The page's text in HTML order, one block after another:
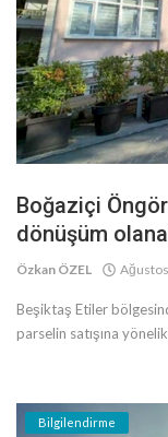
Boğaziçi
dönüşüm
Özkan ÖZEL
Beşiktaş Etiler
parselin satışına
Bilgilendirme